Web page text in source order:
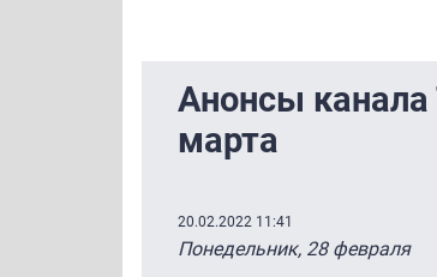
Анонсы
марта
20.02.2022 11:41
Понедельник, 28 февраля